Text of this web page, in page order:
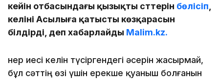
кейін отбасындағы қызықты сәттерін бөлісіп
келіні Асылыға қатысты көзқарасын
білдірді, деп хабарлайды Malim.kz.
Өнер иесі келін түсіргендегі әсерін жасырмай,
бұл сәттің өзі үшін ерекше қуаныш болғанын